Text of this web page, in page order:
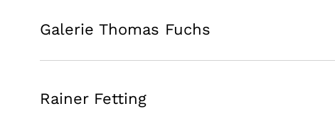
Galerie Thomas Fuchs
Rainer Fetting